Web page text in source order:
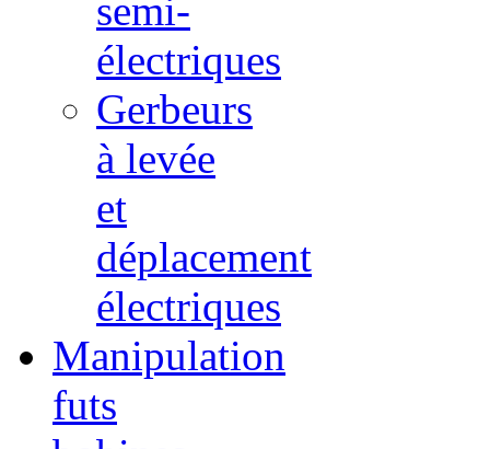
semi-
électriques
Gerbeurs
à levée
et
déplacement
électriques
Manipulation
futs